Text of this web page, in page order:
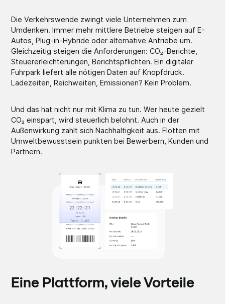
Die Verkehrswende zwingt viele Unternehmen zum
Umdenken. Immer mehr mittlere Betriebe steigen auf E-
Autos, Plug-in-Hybride oder alternative Antriebe um.
Gleichzeitig steigen die Anforderungen: CO₂-Berichte,
Steuererleichterungen, Berichtspflichten. Ein digitaler
Fuhrpark liefert alle nötigen Daten auf Knopfdruck.
Ladezeiten, Reichweiten, Emissionen? Kein Problem.
Und das hat nicht nur mit Klima zu tun. Wer heute gezielt
CO₂ einspart, wird steuerlich belohnt. Auch in der
Außenwirkung zahlt sich Nachhaltigkeit aus. Flotten mit
Umweltbewusstsein punkten bei Bewerbern, Kunden und
Partnern.
Eine Plattform, viele Vorteile